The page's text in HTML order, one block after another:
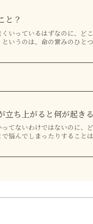
と？
いっているはずなのに、ど
いうのは、命の営みのひと
立ち上がると何が起き
てないわけではないのに、
悩んでしまったりすること